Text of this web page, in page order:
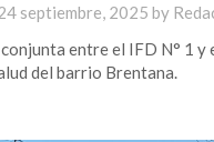
septiembre, 2025 by
entre el IFD N° 1 y
del barrio Brentana.